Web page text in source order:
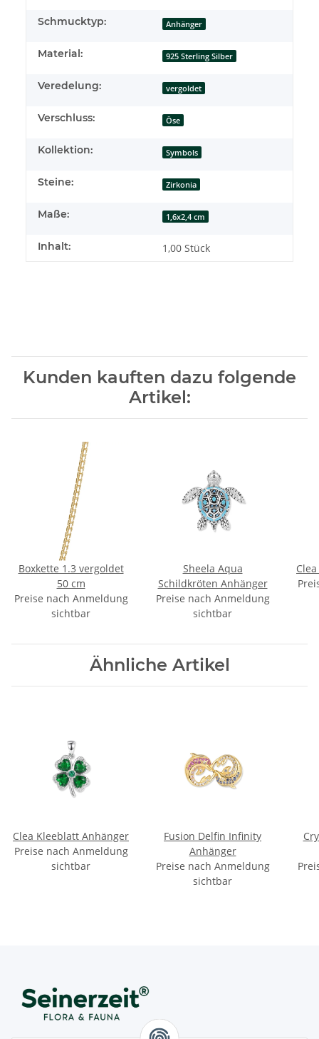
Schmucktyp: Anhänger
Material: 925 Sterling Silber
Veredelung: vergoldet
Verschluss: Öse
Kollektion: Symbols
Steine: Zirkonia
Maße: 1,6x2,4 cm
Inhalt: 1,00 Stück
Kunden kauften dazu folgende
Artikel:
Boxkette 1.3 vergoldet
50 cm
Preise nach Anmeldung
sichtbar
Sheela Aqua
Schildkröten Anhänger
Preise nach Anmeldung
sichtbar
Ähnliche Artikel
Clea Kleeblatt Anhänger
Preise nach Anmeldung
sichtbar
Fusion Delfin Infinity
Anhänger
Preise nach Anmeldung
sichtbar